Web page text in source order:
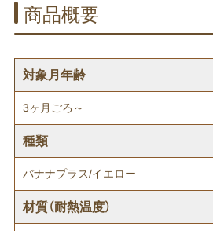
商品概要
対象月年齢
3ヶ月ごろ～
種類
バナナプラス/イエロー
材質（耐熱温度）